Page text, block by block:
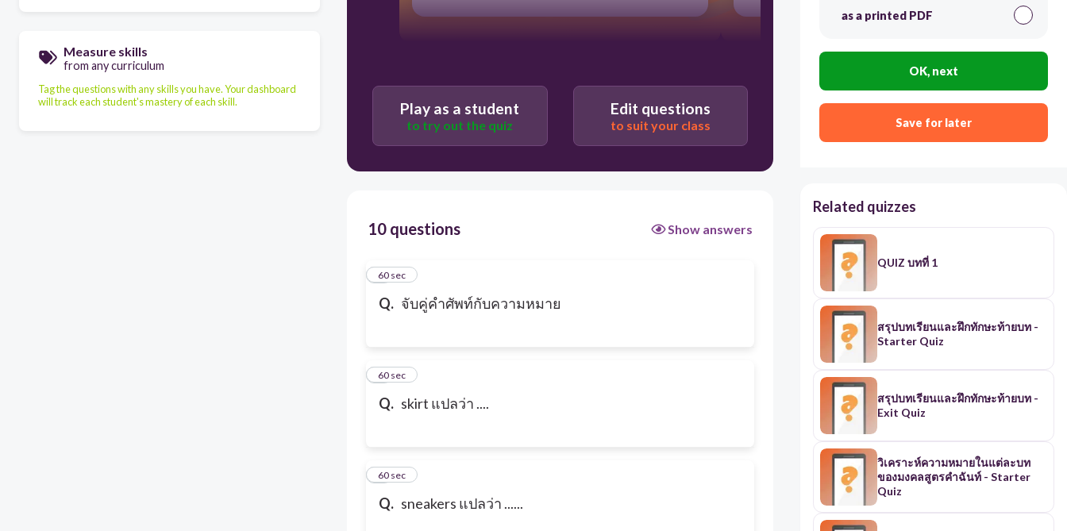
Measure skills
from any curriculum
Tag the questions with any skills you have. Your dashboard
will track each student's mastery of each skill.
Play as a student
to try out the quiz
Edit questions
to suit your class
10 questions Show answers
Q. จับคู่คำศัพท์กับความหมาย
160 sec
Q. skirt แปลว่า ....
260 sec
Q. sneakers แปลว่า ......
360 sec
as a printed PDF
OK, next
Save for later
Related quizzes
QUIZ บทที่ 1
สรุปบทเรียนและฝึกทักษะท้ายบท -
Starter Quiz
สรุปบทเรียนและฝึกทักษะท้ายบท -
Exit Quiz
วิเคราะห์ความหมายในแต่ละบท
ของมงคลสูตรคำฉันท์ - Starter
Quiz